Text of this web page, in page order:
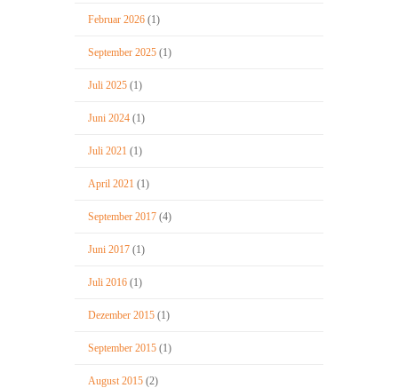
Februar 2026 (1)
September 2025 (1)
Juli 2025 (1)
Juni 2024 (1)
Juli 2021 (1)
April 2021 (1)
September 2017 (4)
Juni 2017 (1)
Juli 2016 (1)
Dezember 2015 (1)
September 2015 (1)
August 2015 (2)